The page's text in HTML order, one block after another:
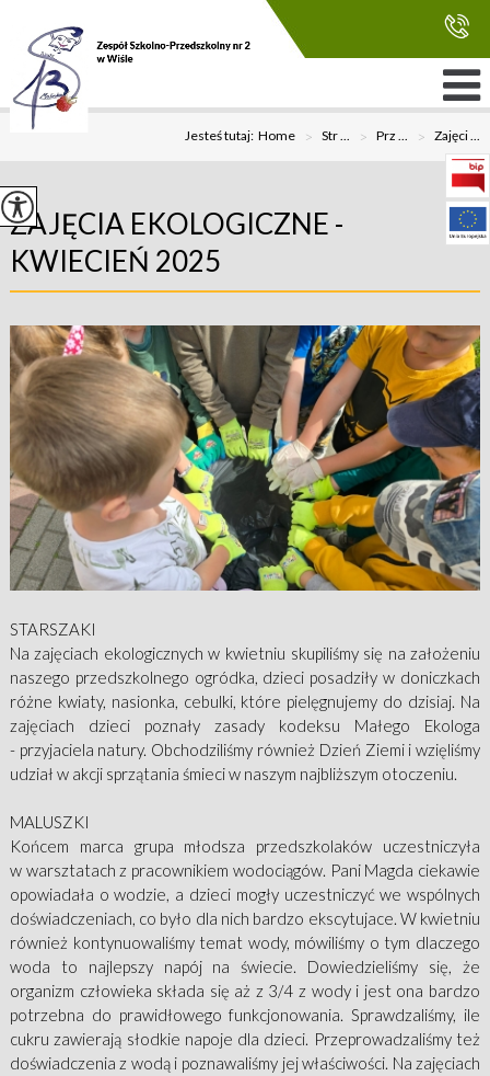
Jesteś tutaj:Home > Str ... > Prz ... > Zajęci ...
ZAJĘCIA EKOLOGICZNE -
KWIECIEŃ 2025
STARSZAKI
Na zajęciach ekologicznych w kwietniu skupiliśmy się na założeniu
naszego przedszkolnego ogródka, dzieci posadziły w doniczkach
różne kwiaty, nasionka, cebulki, które pielęgnujemy do dzisiaj. Na
zajęciach dzieci poznały zasady kodeksu Małego Ekologa
- przyjaciela natury. Obchodziliśmy również Dzień Ziemi i wzięliśmy
udział w akcji sprzątania śmieci w naszym najbliższym otoczeniu.
MALUSZKI
Końcem marca grupa młodsza przedszkolaków uczestniczyła
w warsztatach z pracownikiem wodociągów. Pani Magda ciekawie
opowiadała o wodzie, a dzieci mogły uczestniczyć we wspólnych
doświadczeniach, co było dla nich bardzo ekscytujace. W kwietniu
również kontynuowaliśmy temat wody, mówiliśmy o tym dlaczego
woda to najlepszy napój na świecie. Dowiedzieliśmy się, że
organizm człowieka składa się aż z 3/4 z wody i jest ona bardzo
potrzebna do prawidłowego funkcjonowania. Sprawdzaliśmy, ile
cukru zawierają słodkie napoje dla dzieci. Przeprowadzaliśmy też
doświadczenia z wodą i poznawaliśmy jej właściwości. Na zajęciach